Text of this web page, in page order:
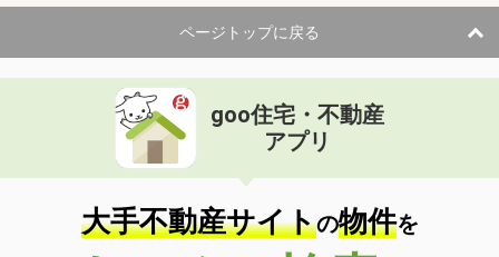
ページトップに戻る
goo住宅・不動産
アプリ
大手不動産サイトの物件を